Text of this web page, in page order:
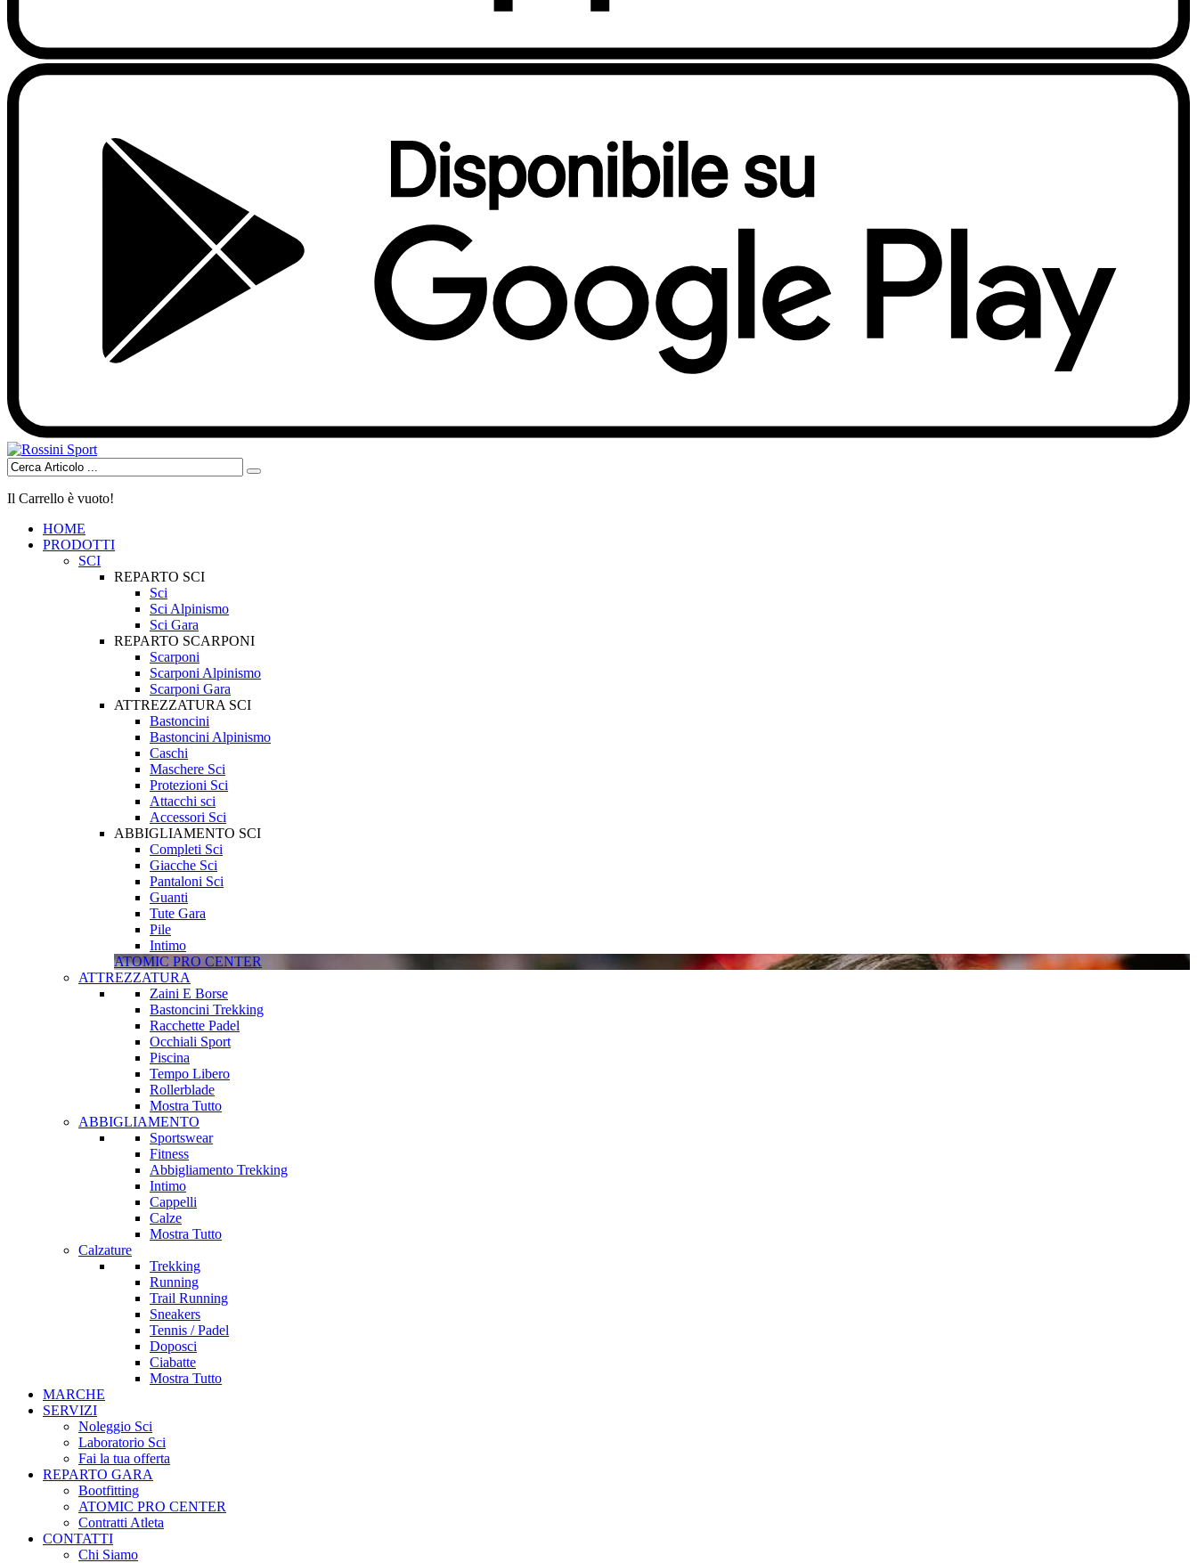
Il Carrello è vuoto!
HOME
PRODOTTI
SCI
REPARTO SCI
Sci
Sci Alpinismo
Sci Gara
REPARTO SCARPONI
Scarponi
Scarponi Alpinismo
Scarponi Gara
ATTREZZATURA SCI
Bastoncini
Bastoncini Alpinismo
Caschi
Maschere Sci
Protezioni Sci
Attacchi sci
Accessori Sci
ABBIGLIAMENTO SCI
Completi Sci
Giacche Sci
Pantaloni Sci
Guanti
Tute Gara
Pile
Intimo
ATOMIC PRO CENTER
ATTREZZATURA
Zaini E Borse
Bastoncini Trekking
Racchette Padel
Occhiali Sport
Piscina
Tempo Libero
Rollerblade
Mostra Tutto
ABBIGLIAMENTO
Sportswear
Fitness
Abbigliamento Trekking
Intimo
Cappelli
Calze
Mostra Tutto
Calzature
Trekking
Running
Trail Running
Sneakers
Tennis / Padel
Doposci
Ciabatte
Mostra Tutto
MARCHE
SERVIZI
Noleggio Sci
Laboratorio Sci
Fai la tua offerta
REPARTO GARA
Bootfitting
ATOMIC PRO CENTER
Contratti Atleta
CONTATTI
Chi Siamo